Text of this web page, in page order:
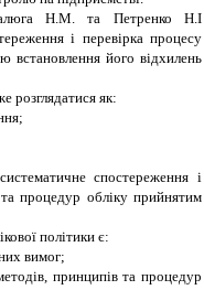
Н.М. та Петренко Н.І
і перевірка процесу
встановлення його відхилень
розглядатися як:
спостереження і
та процедур обліку прийнятим
політики є:
вимог;
принципів та процедур